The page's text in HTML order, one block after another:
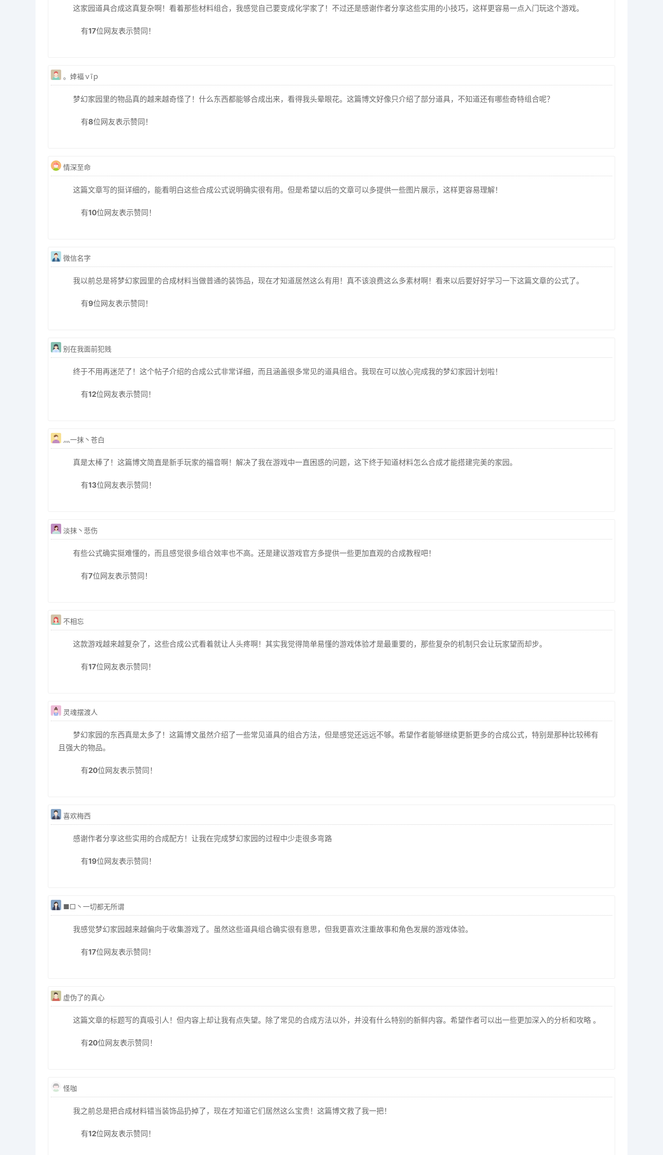
这家园道具合成这真复杂啊！看着那些材料组合，我感觉自己要变成化学家了！不过还是感谢作者分享这些实用的小技巧，这样更容易一点入门玩这个游戏。
有17位网友表示赞同！
。婞褔ｖīｐ
梦幻家园里的物品真的越来越奇怪了！什么东西都能够合成出来，看得我头晕眼花。这篇博文好像只介绍了部分道具，不知道还有哪些奇特组合呢？
有8位网友表示赞同！
情深至命
这篇文章写的挺详细的，能看明白这些合成公式说明确实很有用。但是希望以后的文章可以多提供一些图片展示，这样更容易理解！
有10位网友表示赞同！
微信名字
我以前总是将梦幻家园里的合成材料当做普通的装饰品，现在才知道居然这么有用！真不该浪费这么多素材啊！看来以后要好好学习一下这篇文章的公式了。
有9位网友表示赞同！
别在我面前犯贱
终于不用再迷茫了！这个帖子介绍的合成公式非常详细，而且涵盖很多常见的道具组合。我现在可以放心完成我的梦幻家园计划啦！
有12位网友表示赞同！
灬一抹丶苍白
真是太棒了！这篇博文简直是新手玩家的福音啊！解决了我在游戏中一直困惑的问题，这下终于知道材料怎么合成才能搭建完美的家园。
有13位网友表示赞同！
淡抹丶悲伤
有些公式确实挺难懂的，而且感觉很多组合效率也不高。还是建议游戏官方多提供一些更加直观的合成教程吧！
有7位网友表示赞同！
不相忘
这款游戏越来越复杂了，这些合成公式看着就让人头疼啊！其实我觉得简单易懂的游戏体验才是最重要的，那些复杂的机制只会让玩家望而却步。
有17位网友表示赞同！
灵魂摆渡人
梦幻家园的东西真是太多了！这篇博文虽然介绍了一些常见道具的组合方法，但是感觉还远远不够。希望作者能够继续更新更多的合成公式，特别是那种比较稀有
且强大的物品。
有20位网友表示赞同！
喜欢梅西
感谢作者分享这些实用的合成配方！让我在完成梦幻家园的过程中少走很多弯路
有19位网友表示赞同！
■□丶一切都无所谓
我感觉梦幻家园越来越偏向于收集游戏了。虽然这些道具组合确实很有意思，但我更喜欢注重故事和角色发展的游戏体验。
有17位网友表示赞同！
虚伪了的真心
这篇文章的标题写的真吸引人！但内容上却让我有点失望。除了常见的合成方法以外，并没有什么特别的新鲜内容。希望作者可以出一些更加深入的分析和攻略 。
有20位网友表示赞同！
怪咖
我之前总是把合成材料错当装饰品扔掉了，现在才知道它们居然这么宝贵！这篇博文救了我一把！
有12位网友表示赞同！